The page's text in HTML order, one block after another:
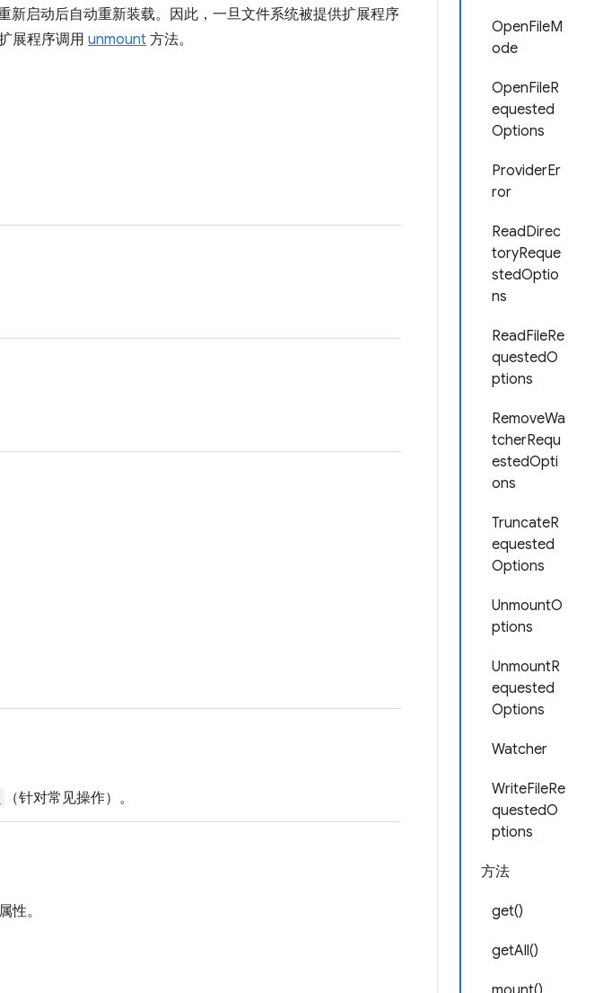
OpenFileM
ode
OpenFileR
equested
Options
ProviderEr
ror
ReadDirec
toryReque
stedOptio
ns
ReadFileRe
questedO
ptions
RemoveWa
tcherRequ
estedOpti
ons
TruncateR
equested
Options
UnmountO
ptions
UnmountR
equested
Options
Watcher
WriteFileRe
questedO
ptions
方法
get()
getAll()
新启动后自动重新装载。因此，一旦文件系统被提供扩展程序
展程序调用 unmount 方法。
（针对常见操作）。
性。